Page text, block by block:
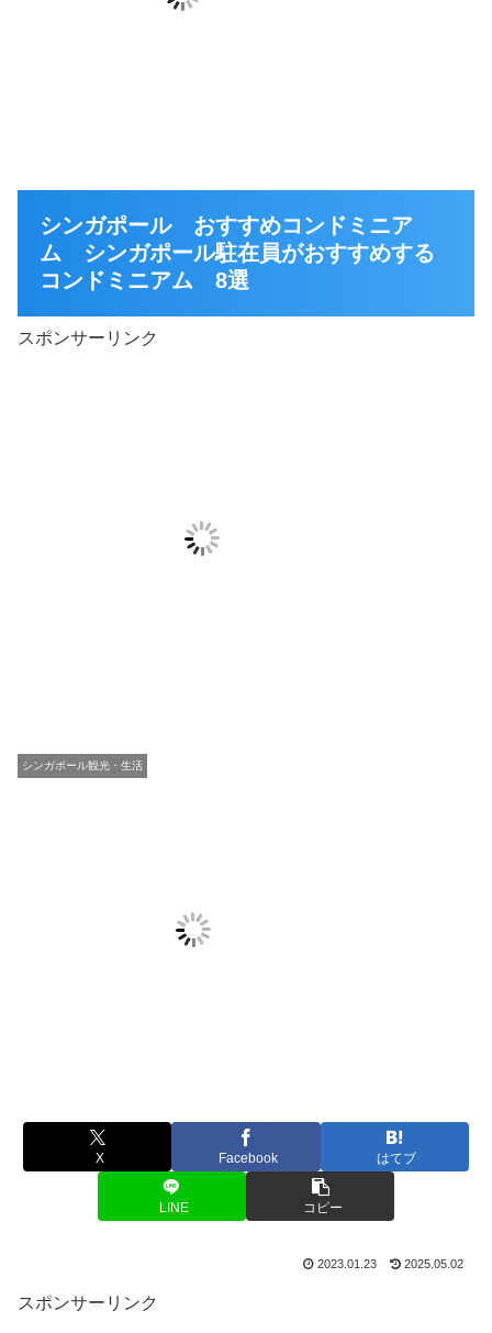
シンガポール おすすめコンドミニア
ム シンガポール駐在員がおすすめする
コンドミニアム 8選
スポンサーリンク
シンガポール観光・生活
X Facebook はてブ
LINE コピー
2023.01.23 2025.05.02
スポンサーリンク